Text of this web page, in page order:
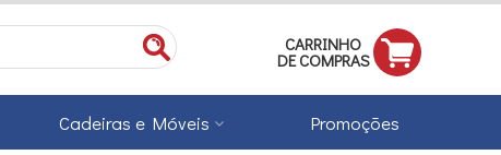
CARRINHO
DE COMPRAS
Cadeiras e Móveis Promoções